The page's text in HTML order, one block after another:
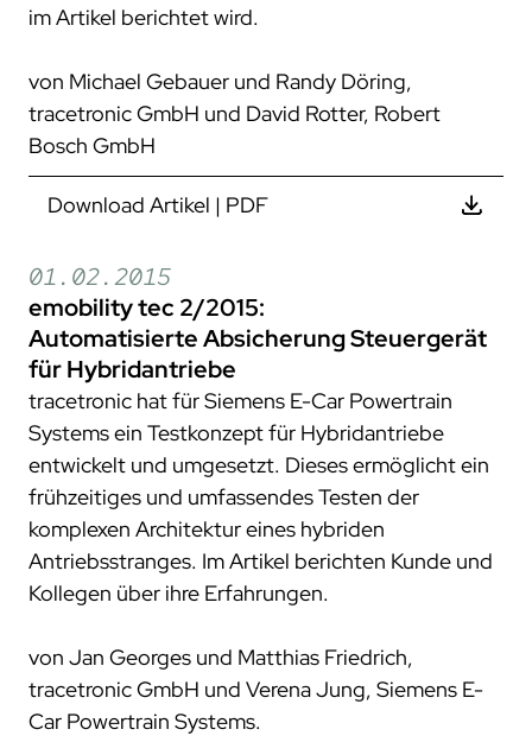
im Artikel berichtet wird.
von Michael Gebauer und Randy Döring,
tracetronic GmbH und David Rotter, Robert
Bosch GmbH
Download Artikel | PDF
01.02.2015
emobility tec 2/2015:
Automatisierte Absicherung Steuergerät
für Hybridantriebe
tracetronic hat für Siemens E-Car Powertrain
Systems ein Testkonzept für Hybridantriebe
entwickelt und umgesetzt. Dieses ermöglicht ein
frühzeitiges und umfassendes Testen der
komplexen Architektur eines hybriden
Antriebsstranges. Im Artikel berichten Kunde und
Kollegen über ihre Erfahrungen.
von Jan Georges und Matthias Friedrich,
tracetronic GmbH und Verena Jung, Siemens E-
Car Powertrain Systems.